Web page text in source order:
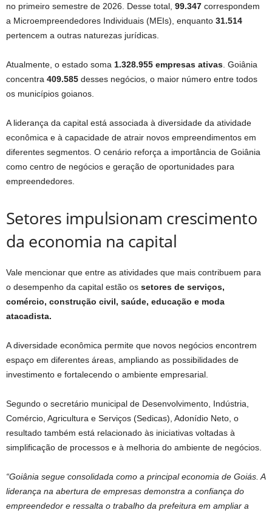
no primeiro semestre de 2026. Desse total, 99.347 correspondem
a Microempreendedores Individuais (MEIs), enquanto 31.514
pertencem a outras naturezas jurídicas.
Atualmente, o estado soma 1.328.955 empresas ativas . Goiânia
concentra 409.585 desses negócios, o maior número entre todos
os municípios goianos.
A liderança da capital está associada à diversidade da atividade
econômica e à capacidade de atrair novos empreendimentos em
diferentes segmentos. O cenário reforça a importância de Goiânia
como centro de negócios e geração de oportunidades para
empreendedores.
Setores impulsionam crescimento
da economia na capital
Vale mencionar que entre as atividades que mais contribuem para
o desempenho da capital estão os setores de serviços,
comércio, construção civil, saúde, educação e moda
atacadista.
A diversidade econômica permite que novos negócios encontrem
espaço em diferentes áreas, ampliando as possibilidades de
investimento e fortalecendo o ambiente empresarial.
Segundo o secretário municipal de Desenvolvimento, Indústria,
Comércio, Agricultura e Serviços (Sedicas), Adonídio Neto, o
resultado também está relacionado às iniciativas voltadas à
simplificação de processos e à melhoria do ambiente de negócios.
“Goiânia segue consolidada como a principal economia de Goiás. A
liderança na abertura de empresas demonstra a confiança do
empreendedor e ressalta o trabalho da prefeitura em ampliar a